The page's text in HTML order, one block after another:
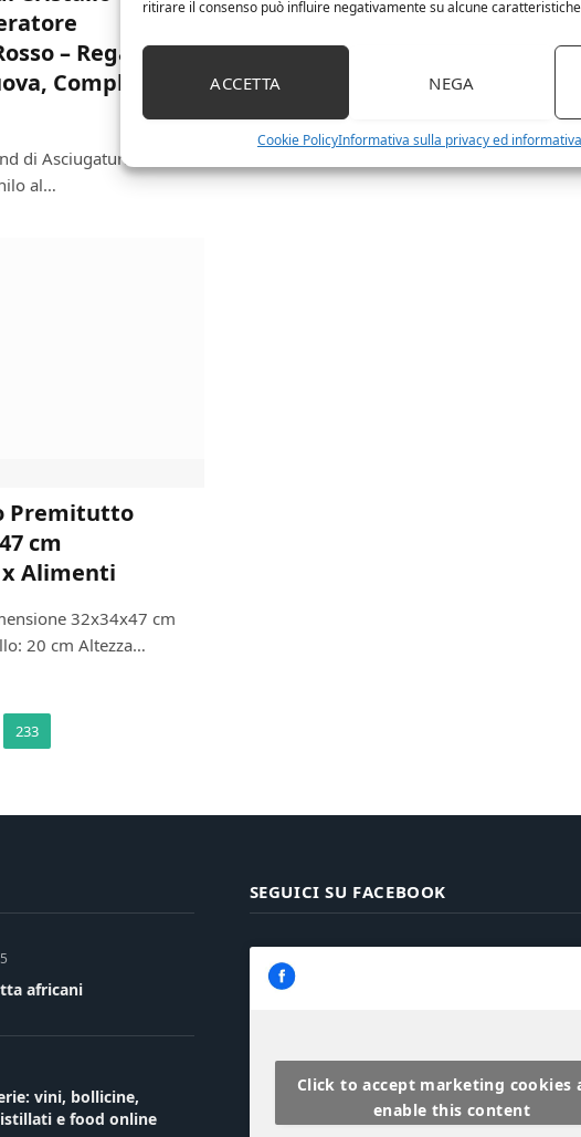
ritirare il consenso può influire negativamente su alcune
ACCETTA NEGA
Cookie PolicyInformativa sulla privacy ed
– Regalo
Compleanno,
di Asciugatura Scontato
al…
Inox.
brillantato per alimentiRaccoglitore in
inoxCapacità del cestello: 3 litri…
Premitutto
cm
Alimenti
32x34x47 cm
20 cm Altezza…
233
africani
vini, bollicine,
e food online
SEGUICI SU FACEBOOK
Click to accept marketing cookies
enable this content